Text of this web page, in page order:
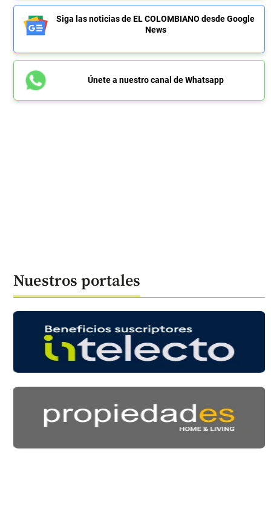
Siga las noticias de EL COLOMBIANO desde Google
News
Únete a nuestro canal de Whatsapp
Nuestros portales